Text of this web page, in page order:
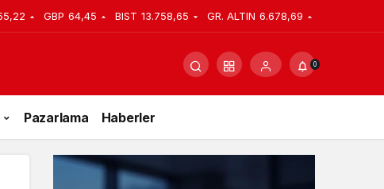
GBP 64,45 BIST 13.758,65 GR. ALTIN 6.678,69
0
Pazarlama Haberler